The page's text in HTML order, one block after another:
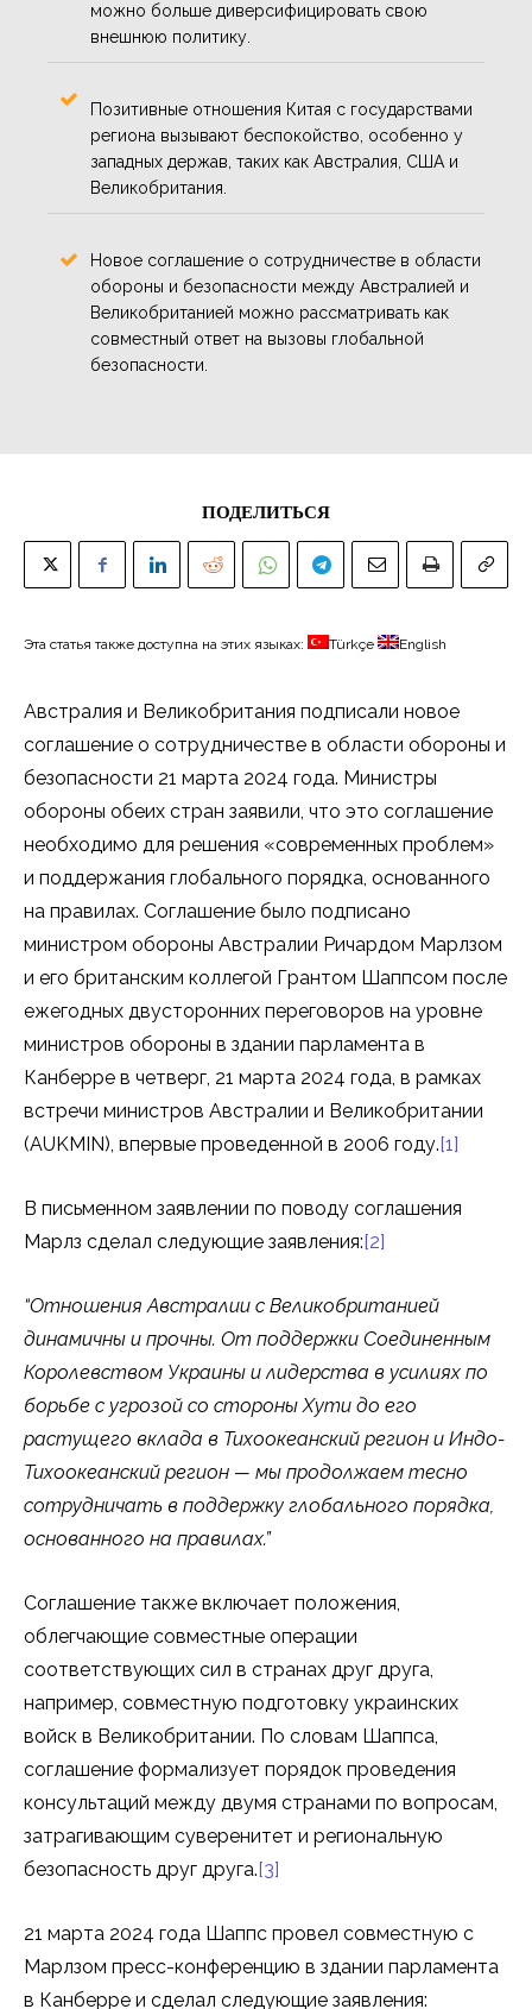
можно больше диверсифицировать свою
внешнюю политику.
Позитивные отношения Китая с государствами
региона вызывают беспокойство, особенно у
западных держав, таких как Австралия, США и
Великобритания.
Новое соглашение о сотрудничестве в области
обороны и безопасности между Австралией и
Великобританией можно рассматривать как
совместный ответ на вызовы глобальной
безопасности.
ПОДЕЛИТЬСЯ
Эта статья также доступна на этих языках: Türkçe English
Австралия и Великобритания подписали новое
соглашение о сотрудничестве в области обороны и
безопасности 21 марта 2024 года. Министры
обороны обеих стран заявили, что это соглашение
необходимо для решения «современных проблем»
и поддержания глобального порядка, основанного
на правилах. Соглашение было подписано
министром обороны Австралии Ричардом Марлзом
и его британским коллегой Грантом Шаппсом после
ежегодных двусторонних переговоров на уровне
министров обороны в здании парламента в
Канберре в четверг, 21 марта 2024 года, в рамках
встречи министров Австралии и Великобритании
(AUKMIN), впервые проведенной в 2006 году. [1]
В письменном заявлении по поводу соглашения
Марлз сделал следующие заявления: [2]
“Отношения Австралии с Великобританией
динамичны и прочны. От поддержки Соединенным
Королевством Украины и лидерства в усилиях по
борьбе с угрозой со стороны Хути до его
растущего вклада в Тихоокеанский регион и Индо-
Тихоокеанский регион — мы продолжаем тесно
сотрудничать в поддержку глобального порядка,
основанного на правилах.”
Соглашение также включает положения,
облегчающие совместные операции
соответствующих сил в странах друг друга,
например, совместную подготовку украинских
войск в Великобритании. По словам Шаппса,
соглашение формализует порядок проведения
консультаций между двумя странами по вопросам,
затрагивающим суверенитет и региональную
безопасность друг друга. [3]
21 марта 2024 года Шаппс провел совместную с
Марлзом пресс-конференцию в здании парламента
в Канберре и сделал следующие заявления: